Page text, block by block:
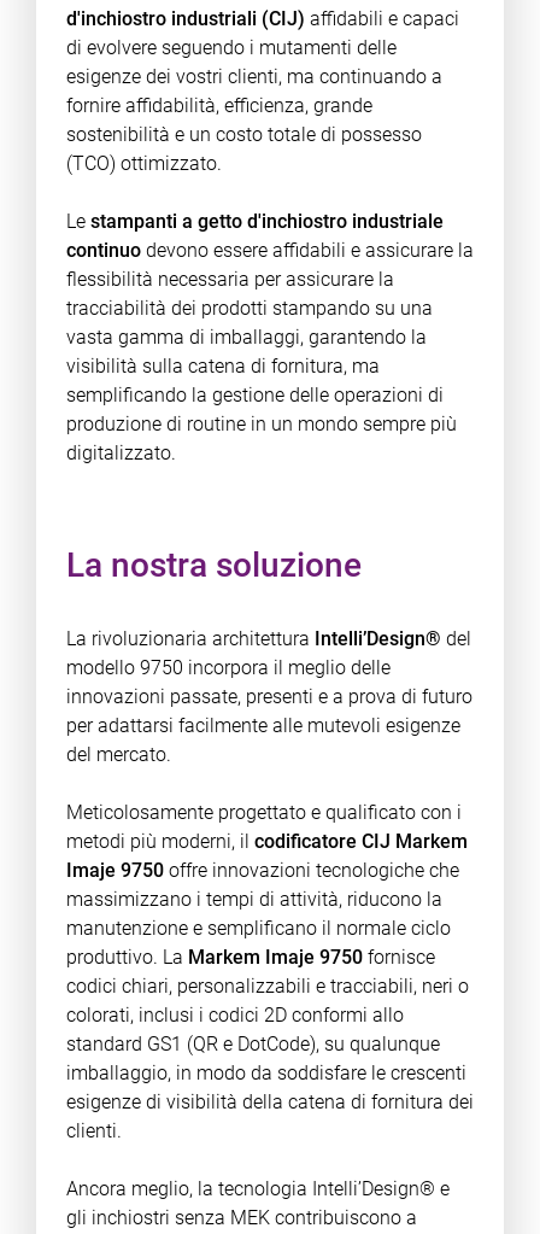
d'inchiostro industriali (CIJ) affidabili e capaci
di evolvere seguendo i mutamenti delle
esigenze dei vostri clienti, ma continuando a
fornire affidabilità, efficienza, grande
sostenibilità e un costo totale di possesso
(TCO) ottimizzato.
Le stampanti a getto d'inchiostro industriale
continuodevono essere affidabili e assicurare la
flessibilità necessaria per assicurare la
tracciabilità dei prodotti stampando su una
vasta gamma di imballaggi, garantendo la
visibilità sulla catena di fornitura, ma
semplificando la gestione delle operazioni di
produzione di routine in un mondo sempre più
digitalizzato.
La nostra soluzione
La rivoluzionaria architettura Intelli’Design® del
modello 9750 incorpora il meglio delle
innovazioni passate, presenti e a prova di futuro
per adattarsi facilmente alle mutevoli esigenze
del mercato.
Meticolosamente progettato e qualificato con i
metodi più moderni, il codificatore CIJ Markem
Imaje 9750 offre innovazioni tecnologiche che
massimizzano i tempi di attività, riducono la
manutenzione e semplificano il normale ciclo
produttivo. La Markem Imaje 9750fornisce
codici chiari, personalizzabili e tracciabili, neri o
colorati, inclusi i codici 2D conformi allo
standard GS1 (QR e DotCode), su qualunque
imballaggio, in modo da soddisfare le crescenti
esigenze di visibilità della catena di fornitura dei
clienti.
Ancora meglio, la tecnologia Intelli’Design® e
gli inchiostri senza MEK contribuiscono a